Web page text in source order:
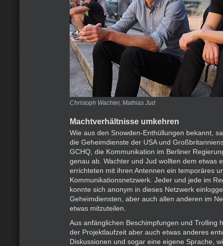
Christoph Wachter, Mathias Jud
Machtverhältnisse umkehren
Wie aus den Snowden-Enthüllungen bekannt,
die Geheimdienste der USA und
GCHQ, die Kommunikation im Berliner
genau ab. Wachter und Jud wollten dem etwas
errichteten mit ihren Antennen ein temporäres
Kommunikationsnetzwerk. Jeder und jede im
konnte sich anonym in dieses Netzwerk
Geheimdiensten, aber auch allen anderen im
etwas mitzuteilen.
Aus anfänglichen Beschimpfungen und Trolling
der Projektlaufzeit aber auch etwas anderes
Diskussionen und sogar eine eigene Sprache,